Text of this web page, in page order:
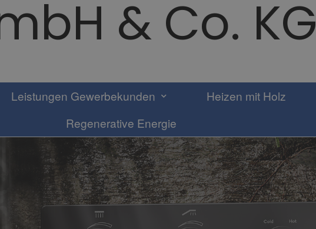
& Co. KG
Leistungen Gewerbekunden Heizen mit Holz
Regenerative Energie